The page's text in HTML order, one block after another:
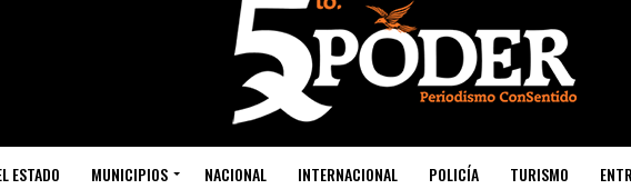
ESTADO MUNICIPIOS NACIONAL INTERNACIONAL POLICÍA TURISMO